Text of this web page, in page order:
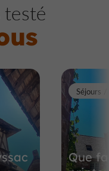
testé
Que
Séjours /